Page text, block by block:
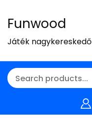
Funwood
Játék nagykereskedő